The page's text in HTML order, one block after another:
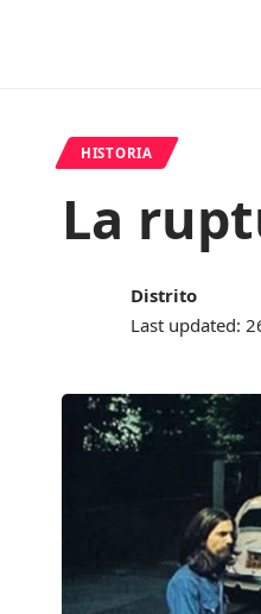
HISTORIA
La
Last updated:
Distrito